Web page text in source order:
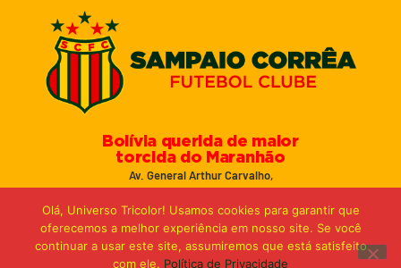
Bolívia querida de maior
torcida do Maranhão
Av. General Arthur Carvalho,
Email: marketing@sampaiocorreafc.com.br
© 2021 • Sampaio Corrêa Futebol Clube
Web Design: MP Marketing, Promo e Digital
Olá, Universo Tricolor! Usamos cookies para garantir que
oferecemos a melhor experiência em nosso site. Se você
continuar a usar este site, assumiremos que está satisfeito
com ele. Política de Privacidade